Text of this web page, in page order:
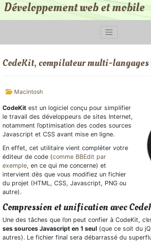
Développement web et mobile
CodeKit, compilateur multi-langages
Macintosh
CodeKit est un logiciel conçu pour simplifier
le travail des développeurs de sites Internet,
notamment l’optimisation des codes sources
Javascript et CSS avant mise en ligne.
En effet, cet utilitaire vient compléter votre
éditeur de code (comme BBEdit par
exemple, en ce qui me concerne) et
intervient dès que vous modifiez un fichier
du projet (HTML, CSS, Javascript, PNG ou
autre).
Compression et unification avec
Une des tâches que l’on peut confier à CodeKit,
ses sources Javascript en 1 seul (que ce soit du
autres). Le fichier final sera débarrassé du